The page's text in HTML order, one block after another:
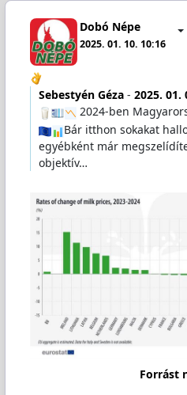
Dobó Népe
2025. 01. 10. 10:16
Sebestyén Géza- 2025. 01.
2024-ben
Bár itthon sokakat
egyébként már
objektív…
Forrást